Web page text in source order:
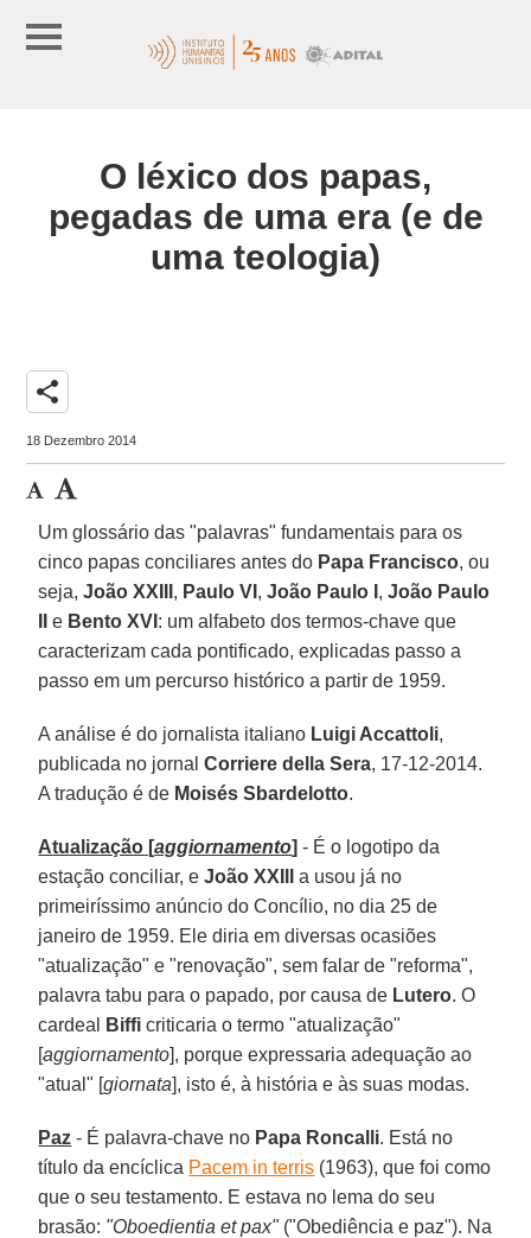
O léxico dos papas,
pegadas de uma era (e de
uma teologia)
share
18 Dezembro 2014
Um glossário das "palavras" fundamentais para os
cinco papas conciliares antes do Papa Francisco, ou
seja,João XXIII , Paulo VI ,João Paulo I ,João Paulo
e Bento XVI : um alfabeto dos termos-chave que
caracterizam cada pontificado, explicadas passo a
passo em um percurso histórico a partir de 1959.
A análise é do jornalista italiano Luigi Accattoli,
publicada no jornalCorriere della Sera, 17-12-2014.
A tradução é de Moisés Sbardelotto.
Atualização [aggiornamento] - É o logotipo da
estação conciliar, eJoão XXIII
a usou já no
primeiríssimo anúncio do Concílio, no dia 25 de
janeiro de 1959. Ele diria em diversas ocasiões
"atualização" e "renovação", sem falar de "reforma",
palavra tabu para o papado, por causa de Lutero. O
cardeal
Biffi criticaria o termo "atualização"
[aggiornamento], porque expressaria adequação ao
"atual" [giornata], isto é, à história e às suas modas.
Paz - É palavra-chave no Papa Roncalli. Está no
título da encíclica Pacem in terris (1963), que foi como
que o seu testamento. E estava no lema do seu
brasão: "Oboedientia et pax"("Obediência e paz"). Na